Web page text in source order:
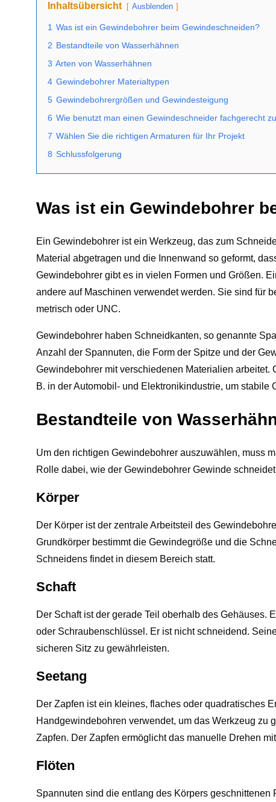
Inhaltsübersicht Ausblenden
1 Was ist ein Gewindebohrer beim Gewindeschneiden?
2 Bestandteile von Wasserhähnen
3 Arten von Wasserhähnen
4 Gewindebohrer Materialtypen
5 Gewindebohrergrößen und Gewindesteigung
6 Wie benutzt man einen Gewindeschneider fachgerecht
7 Wählen Sie die richtigen Armaturen für Ihr Projekt
8 Schlussfolgerung
Was ist ein Gewindebohrer
Ein Gewindebohrer ist ein Werkzeug, das zum
Material abgetragen und die Innenwand so geformt,
Gewindebohrer gibt es in vielen Formen und Größen.
andere auf Maschinen verwendet werden. Sie sind für
metrisch oder UNC.
Gewindebohrer haben Schneidkanten, so genannte
Anzahl der Spannuten, die Form der Spitze und der
Gewindebohrer mit verschiedenen Materialien
B. in der Automobil- und Elektronikindustrie, um stabile
Bestandteile von
Um den richtigen Gewindebohrer auszuwählen, muss
Rolle dabei, wie der Gewindebohrer Gewinde
Körper
Der Körper ist der zentrale Arbeitsteil des
Grundkörper bestimmt die Gewindegröße und die
Schneidens findet in diesem Bereich statt.
Schaft
Der Schaft ist der gerade Teil oberhalb des Gehäuses.
oder Schraubenschlüssel. Er ist nicht schneidend.
sicheren Sitz zu gewährleisten.
Seetang
Der Zapfen ist ein kleines, flaches oder quadratisches
Handgewindebohren verwendet, um das Werkzeug
Zapfen. Der Zapfen ermöglicht das manuelle Drehen
Flöten
Spannuten sind die entlang des Körpers